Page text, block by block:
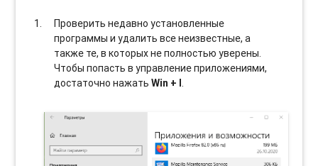
Проверить недавно установленные
программы и удалить все неизвестные, а
также те, в которых не полностью уверены.
Чтобы попасть в управление приложениями,
достаточно нажатьWin + I.